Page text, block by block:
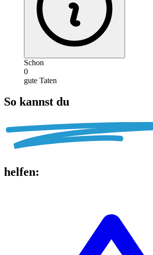
Schon
0
gute Taten
So kannst du
helfen: